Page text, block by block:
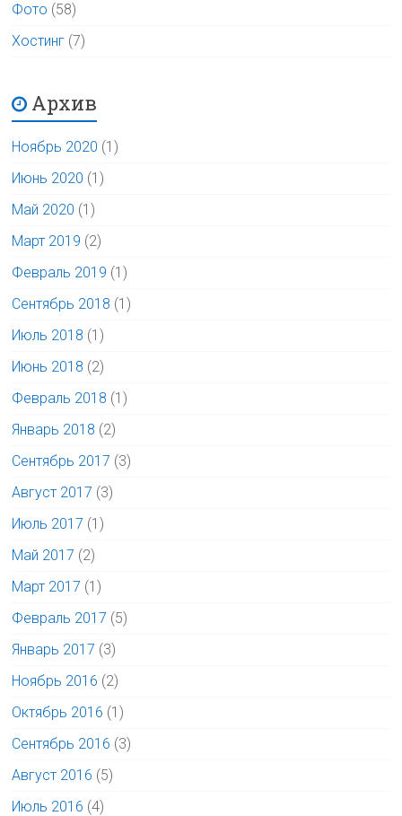
Фото (58)
Хостинг (7)
Архив
Ноябрь 2020 (1)
Июнь 2020 (1)
Май 2020 (1)
Март 2019 (2)
Февраль 2019 (1)
Сентябрь 2018 (1)
Июль 2018 (1)
Июнь 2018 (2)
Февраль 2018 (1)
Январь 2018 (2)
Сентябрь 2017 (3)
Август 2017 (3)
Июль 2017 (1)
Май 2017 (2)
Март 2017 (1)
Февраль 2017 (5)
Январь 2017 (3)
Ноябрь 2016 (2)
Октябрь 2016 (1)
Сентябрь 2016 (3)
Август 2016 (5)
Июль 2016 (4)